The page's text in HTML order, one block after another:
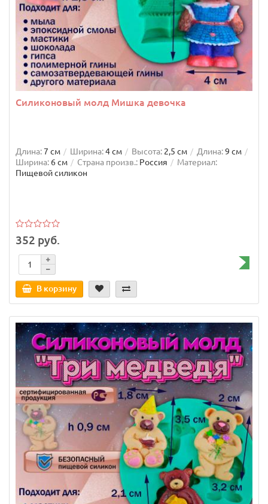
Силиконовый молд Мишка девочка
Длина:7 см Ширина:4 см Высота: 2,5 см Длина:9 см
Ширина: 6 см Страна произв.: Россия
Материал:
Пищевой силикон
352 руб.
В корзину